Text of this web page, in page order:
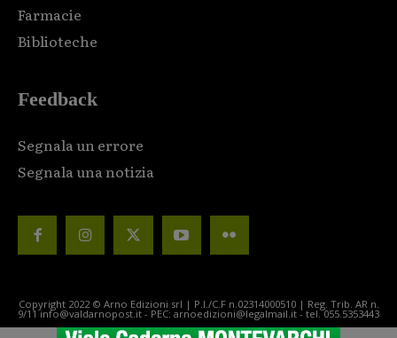
Farmacie
Biblioteche
Feedback
Segnala un errore
Segnala una notizia
Copyright 2022 © Arno Edizioni srl | P.I./C.F n.02314000510 | Reg. Trib. AR n.
9/11 info@valdarnopost.it - PEC: arnoedizioni@legalmail.it - tel. 055.5353443